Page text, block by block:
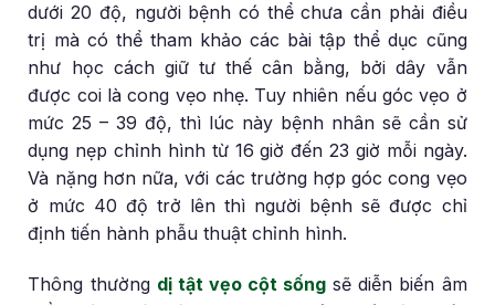
dưới 20 độ, người bệnh có thể chưa cần phải điều
trị mà có thể tham khảo các bài tập thể dục cũng
như học cách giữ tư thế cân bằng, bởi dây vẫn
được coi là cong vẹo nhẹ. Tuy nhiên nếu góc vẹo ở
mức 25 – 39 độ, thì lúc này bệnh nhân sẽ cần sử
dụng nẹp chỉnh hình từ 16 giờ đến 23 giờ mỗi ngày.
Và nặng hơn nữa, với các trường hợp góc cong vẹo
ở mức 40 độ trở lên thì người bệnh sẽ được chỉ
định tiến hành phẫu thuật chỉnh hình.
Thông thường dị tật vẹo cột sống sẽ diễn biến âm